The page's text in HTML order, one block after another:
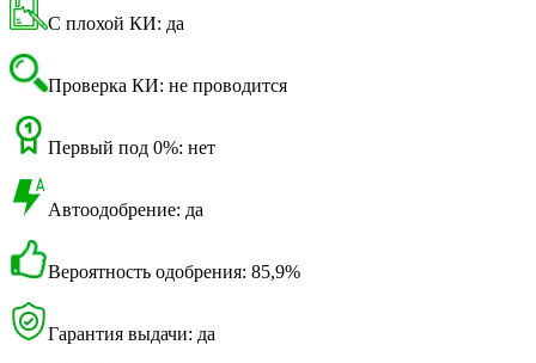
С плохой КИ: да
Проверка КИ: не проводится
Первый под 0%: нет
Автоодобрение: да
Вероятность одобрения: 85,9%
Гарантия выдачи: да